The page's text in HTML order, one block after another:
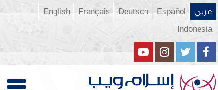
عربي Español
Deutsch
Français
English
Indonesia